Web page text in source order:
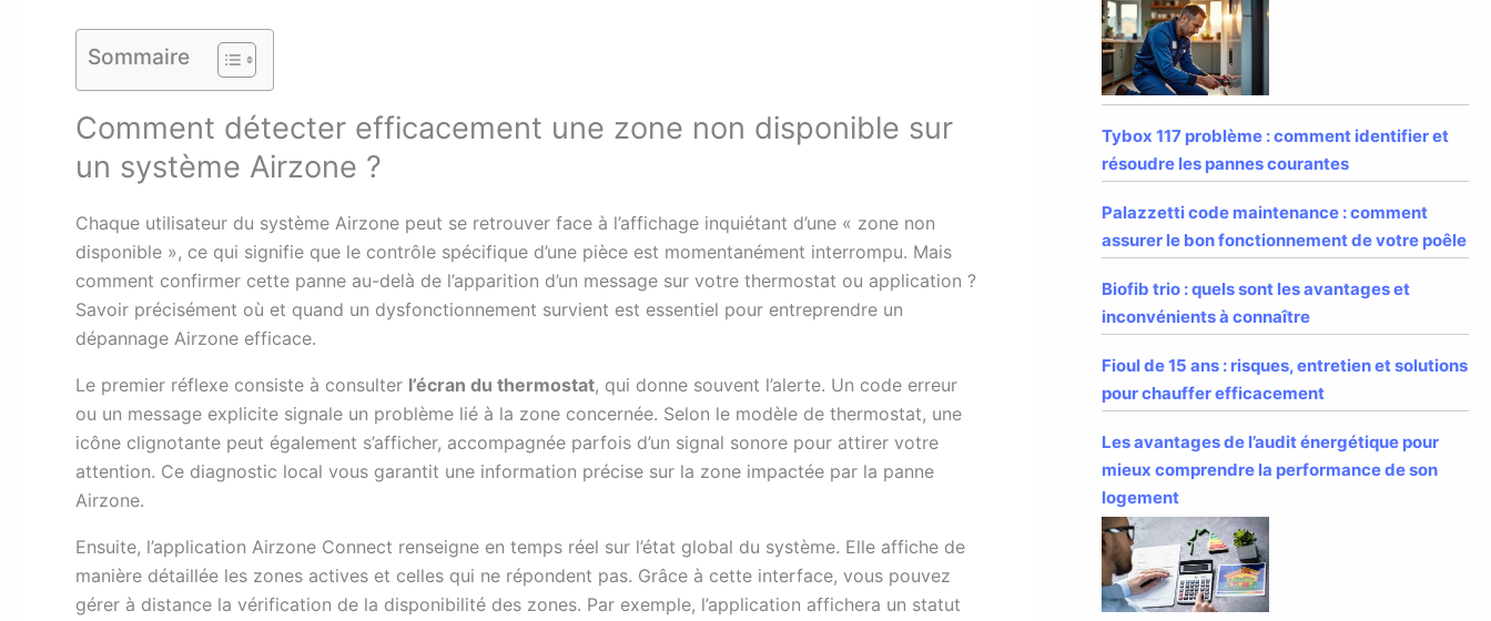
Sommaire
Comment détecter efficacement une zone non disponible sur
un système Airzone ?
Chaque utilisateur du système Airzone peut se retrouver face à l’affichage inquiétant d’une « zone non
disponible », ce qui signifie que le contrôle spécifique d’une pièce est momentanément interrompu. Mais
comment confirmer cette panne au-delà de l’apparition d’un message sur votre thermostat ou application ?
Savoir précisément où et quand un dysfonctionnement survient est essentiel pour entreprendre un
dépannage Airzone efficace.
Le premier réflexe consiste à consulter l’écran du thermostat, qui donne souvent l’alerte. Un code erreur
ou un message explicite signale un problème lié à la zone concernée. Selon le modèle de thermostat, une
icône clignotante peut également s’afficher, accompagnée parfois d’un signal sonore pour attirer votre
attention. Ce diagnostic local vous garantit une information précise sur la zone impactée par la panne
Airzone.
Ensuite, l’application Airzone Connect renseigne en temps réel sur l’état global du système. Elle affiche de
manière détaillée les zones actives et celles qui ne répondent pas. Grâce à cette interface, vous pouvez
gérer à distance la vérification de la disponibilité des zones. Par exemple, l’application affichera un statut
Tybox 117 problème : comment identifier et
résoudre les pannes courantes
Palazzetti code maintenance : comment
assurer le bon fonctionnement de votre poêle
Biofib trio : quels sont les avantages et
inconvénients à connaître
Fioul de 15 ans : risques, entretien et solutions
pour chauffer efficacement
Les avantages de l’audit énergétique pour
mieux comprendre la performance de son
logement